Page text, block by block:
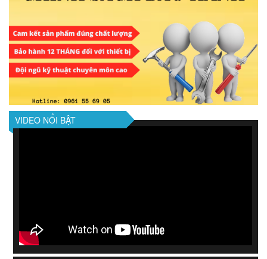
VIDEO NỔI BẬT